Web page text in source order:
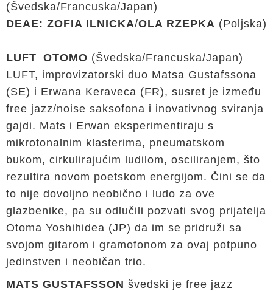
(Švedska/Francuska/Japan)
DEAE: ZOFIA ILNICKA/OLA RZEPKA (Poljska)
LUFT_OTOMO (Švedska/Francuska/Japan)
LUFT, improvizatorski duo Matsa Gustafssona
(SE) i Erwana Keraveca (FR), susret je između
free jazz/noise saksofona i inovativnog sviranja
gajdi. Mats i Erwan eksperimentiraju s
mikrotonalnim klasterima, pneumatskom
bukom, cirkulirajućim ludilom, osciliranjem, što
rezultira novom poetskom energijom. Čini se da
to nije dovoljno neobično i ludo za ove
glazbenike, pa su odlučili pozvati svog prijatelja
Otoma Yoshihidea (JP) da im se pridruži sa
svojom gitarom i gramofonom za ovaj potpuno
jedinstven i neobičan trio.
MATS GUSTAFSSON švedski je free jazz